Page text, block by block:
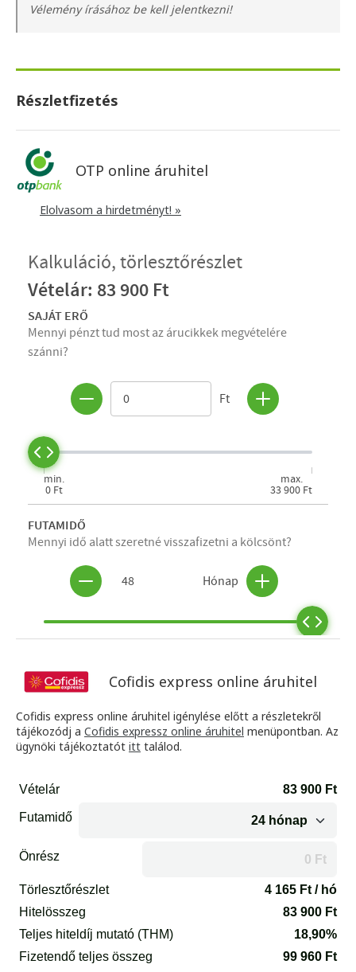
Vélemény írásához be kell jelentkezni!
Részletfizetés
OTP online áruhitel
Elolvasom a hirdetményt! »
Cofidis express online áruhitel
Cofidis express online áruhitel igénylése előtt a részletekről
tájékozódj a Cofidis expressz online áruhitel menüpontban. Az
ügynöki tájékoztatót itt találod.